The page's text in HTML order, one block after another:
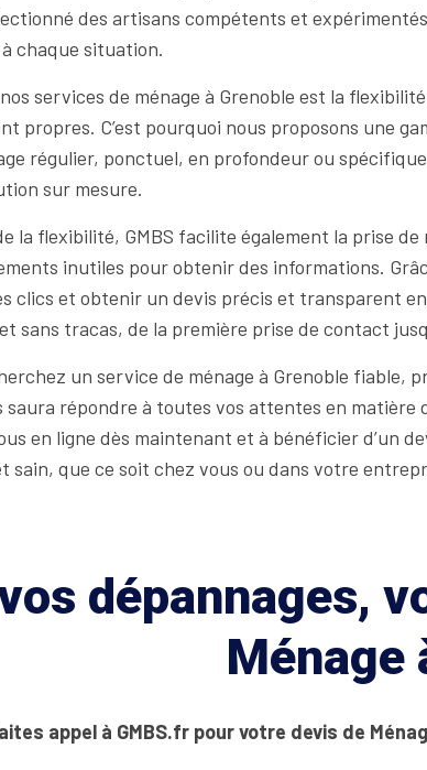
des artisans compétents et
chaque situation.
services de ménage à Grenoble est la
propres. C’est pourquoi nous proposons une
régulier, ponctuel, en profondeur ou
sur mesure.
la flexibilité, GMBS facilite également la prise
inutiles pour obtenir des informations.
clics et obtenir un devis précis et transparent
sans tracas, de la première prise de contact
un service de ménage à Grenoble fiable,
saura répondre à toutes vos attentes en
en ligne dès maintenant et à bénéficier d’un
sain, que ce soit chez vous ou dans votre
dépannages,
Ménage
appel à GMBS.fr pour votre devis de